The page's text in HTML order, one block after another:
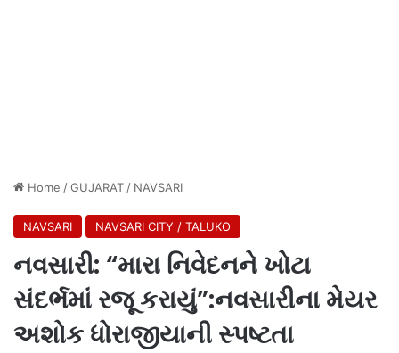
Home /GUJARAT / NAVSARI
NAVSARI NAVSARI CITY / TALUKO
નવસારી: “મારા નિવેદનને ખોટા
સંદર્ભમાં રજૂ કરાયું”:નવસારીના મેયર
અશોક ધોરાજીયાની સ્પષ્ટતા